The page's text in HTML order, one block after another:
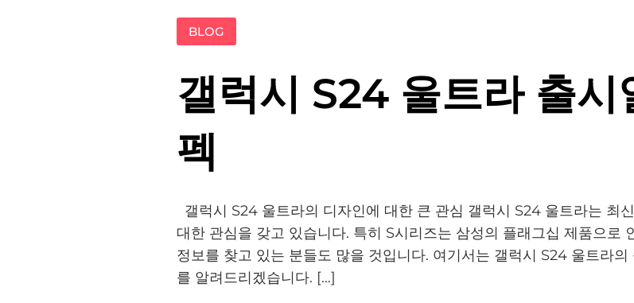
BLOG
갤럭시 S24 울트라 출시
펙
갤럭시 S24 울트라의 디자인에 대한 큰 관심 갤럭시 S24 울트라는 최
대한 관심을 갖고 있습니다. 특히 S시리즈는 삼성의 플래그십 제품으로
정보를 찾고 있는 분들도 많을 것입니다. 여기서는 갤럭시 S24 울트라
를 알려드리겠습니다. […]